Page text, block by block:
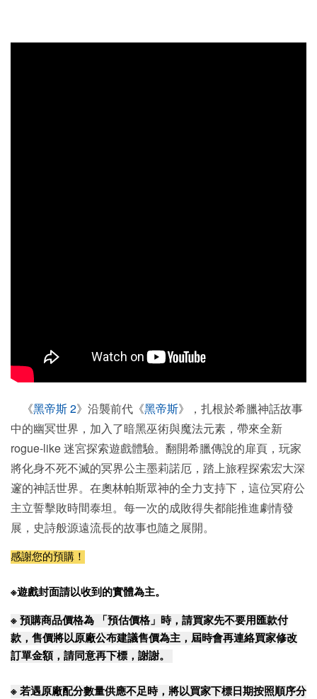
《黑帝斯 2》沿襲前代《黑帝斯》，扎根於希臘神話故事
中的幽冥世界，加入了暗黑巫術與魔法元素，帶來全新
rogue-like 迷宮探索遊戲體驗。翻開希臘傳說的扉頁，玩家
將化身不死不滅的冥界公主墨莉諾厄，踏上旅程探索宏大深
邃的神話世界。在奧林帕斯眾神的全力支持下，這位冥府公
主立誓擊敗時間泰坦。每一次的成敗得失都能推進劇情發
展，史詩般源遠流長的故事也隨之展開。
感謝您的預購！
※遊戲封面請以收到的實體為主。
※ 預購商品價格為 「預估價格」時，請買家先不要用匯款付
款，售價將以原廠公布建議售價為主，屆時會再連絡買家修改
訂單金額，請同意再下標，謝謝。
※ 若遇原廠配分數量供應不足時，將以買家下標日期按照順序分